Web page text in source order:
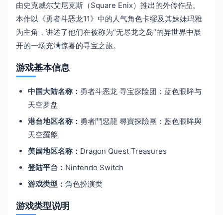
由史克威尔艾尼克斯（Square Enix）推出的外传作品。
本作以《勇者斗恶龙11》中的人气角色卡缪及其妹妹玛雅
为主角，讲述了他们在被称为“无尽龙之岛”的异世界中展
开的一场充满惊喜的寻宝之旅。
游戏基本信息
中国大陆名称： 勇者斗恶龙 寻宝探险团：蓝色眼眸与
天空罗盘
港台地区名称： 勇者鬥惡龍 尋寶探險團：藍色眼眸與
天空羅盤
美国地区名称： Dragon Quest Treasures
登陆平台： Nintendo Switch
游戏类型： 角色扮演类
游戏类型说明